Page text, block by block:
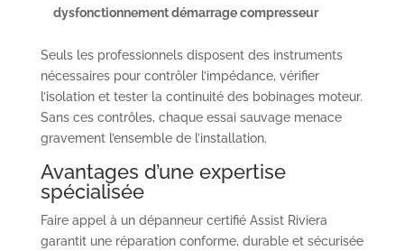
dysfonctionnement démarrage compresseur
Seuls les professionnels disposent des instruments
nécessaires pour contrôler l’impédance, vérifier
l’isolation et tester la continuité des bobinages moteur.
Sans ces contrôles, chaque essai sauvage menace
gravement l’ensemble de l’installation.
Avantages d’une expertise
spécialisée
Faire appel à un dépanneur certifié Assist Riviera
garantit une réparation conforme, durable et sécurisée